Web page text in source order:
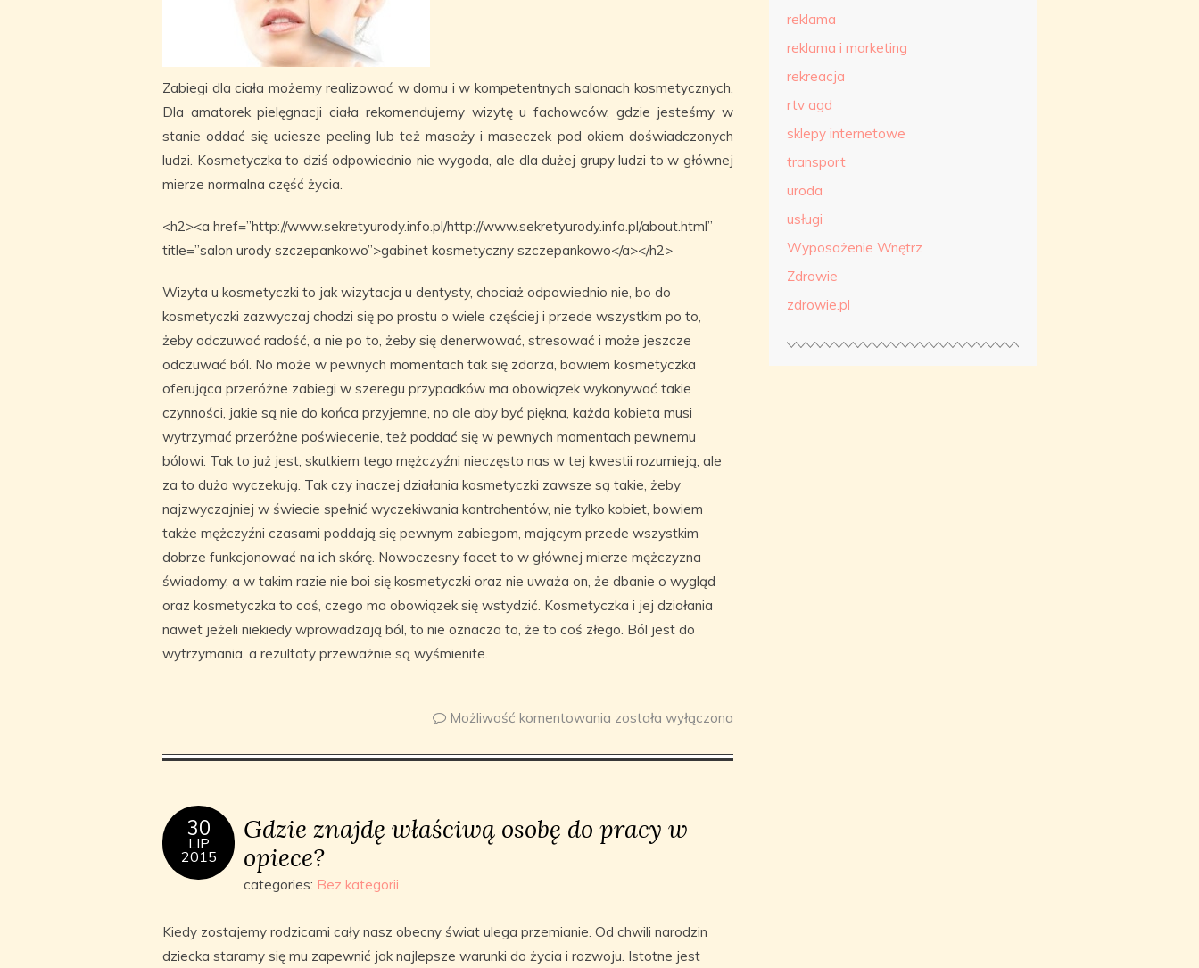
Zabiegi dla ciała możemy realizować w domu i w kompetentnych salonach kosmetycznych.
Dla amatorek pielęgnacji ciała rekomendujemy wizytę u fachowców, gdzie jesteśmy w
stanie oddać się uciesze peeling lub też masaży i maseczek pod okiem doświadczonych
ludzi. Kosmetyczka to dziś odpowiednio nie wygoda, ale dla dużej grupy ludzi to w głównej
mierze normalna część życia.
<h2><a href=”http://www.sekretyurody.info.pl/http://www.sekretyurody.info.pl/about.html”
title=”salon urody szczepankowo”>gabinet kosmetyczny szczepankowo</a></h2>
Wizyta u kosmetyczki to jak wizytacja u dentysty, chociaż odpowiednio nie, bo do
kosmetyczki zazwyczaj chodzi się po prostu o wiele częściej i przede wszystkim po to,
żeby odczuwać radość, a nie po to, żeby się denerwować, stresować i może jeszcze
odczuwać ból. No może w pewnych momentach tak się zdarza, bowiem kosmetyczka
oferująca przeróżne zabiegi w szeregu przypadków ma obowiązek wykonywać takie
czynności, jakie są nie do końca przyjemne, no ale aby być piękna, każda kobieta musi
wytrzymać przeróżne poświecenie, też poddać się w pewnych momentach pewnemu
bólowi. Tak to już jest, skutkiem tego mężczyźni nieczęsto nas w tej kwestii rozumieją, ale
za to dużo wyczekują. Tak czy inaczej działania kosmetyczki zawsze są takie, żeby
najzwyczajniej w świecie spełnić wyczekiwania kontrahentów, nie tylko kobiet, bowiem
także mężczyźni czasami poddają się pewnym zabiegom, mającym przede wszystkim
dobrze funkcjonować na ich skórę. Nowoczesny facet to w głównej mierze mężczyzna
świadomy, a w takim razie nie boi się kosmetyczki oraz nie uważa on, że dbanie o wygląd
oraz kosmetyczka to coś, czego ma obowiązek się wstydzić. Kosmetyczka i jej działania
nawet jeżeli niekiedy wprowadzają ból, to nie oznacza to, że to coś złego. Ból jest do
wytrzymania, a rezultaty przeważnie są wyśmienite.
Możliwość komentowania została wyłączona
30
LIP
2015
Gdzie znajdę właściwą osobę do pracy w
opiece?
categories: Bez kategorii
Kiedy zostajemy rodzicami cały nasz obecny świat ulega przemianie. Od chwili narodzin
dziecka staramy się mu zapewnić jak najlepsze warunki do życia i rozwoju. Istotne jest
reklama
reklama i marketing
rekreacja
rtv agd
sklepy internetowe
transport
uroda
usługi
Wyposażenie Wnętrz
Zdrowie
zdrowie.pl